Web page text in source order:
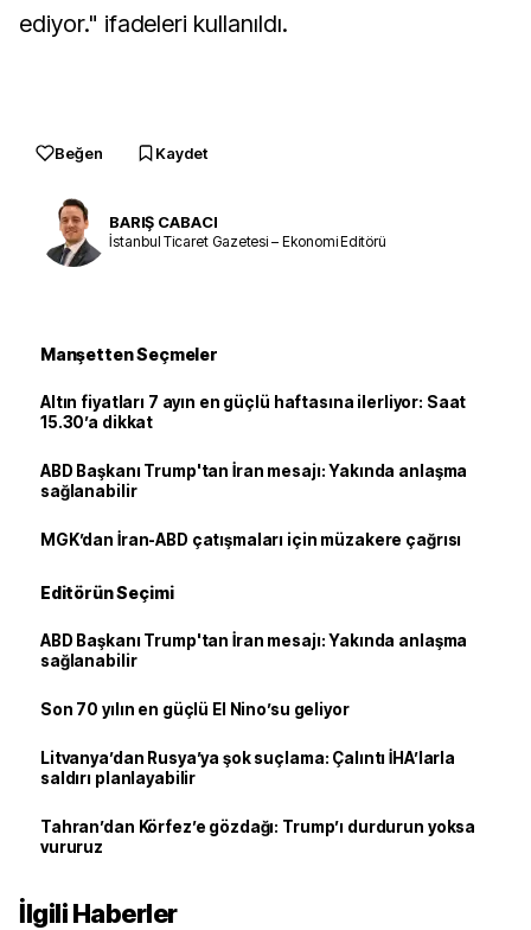
ediyor." ifadeleri kullanıldı.
Beğen Kaydet
BARIŞ CABACI
İstanbul Ticaret Gazetesi – Ekonomi Editörü
Manşetten Seçmeler
Altın fiyatları 7 ayın en güçlü haftasına ilerliyor: Saat
15.30’a dikkat
ABD Başkanı Trump'tan İran mesajı: Yakında anlaşma
sağlanabilir
MGK’dan İran-ABD çatışmaları için müzakere çağrısı
Editörün Seçimi
ABD Başkanı Trump'tan İran mesajı: Yakında anlaşma
sağlanabilir
Son 70 yılın en güçlü El Nino’su geliyor
Litvanya’dan Rusya’ya şok suçlama: Çalıntı İHA’larla
saldırı planlayabilir
Tahran’dan Körfez’e gözdağı: Trump’ı durdurun yoksa
vururuz
İlgili Haberler